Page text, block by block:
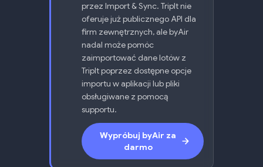
przez Import & Sync. TripIt nie
oferuje już publicznego API dla
firm zewnętrznych, ale byAir
nadal może pomóc
zaimportować dane lotów z
TripIt poprzez dostępne opcje
importu w aplikacji lub pliki
obsługiwane z pomocą
supportu.
Wypróbuj byAir za
darmo